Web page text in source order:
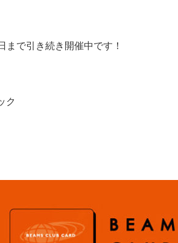
まで引き続き開催中です！
ク